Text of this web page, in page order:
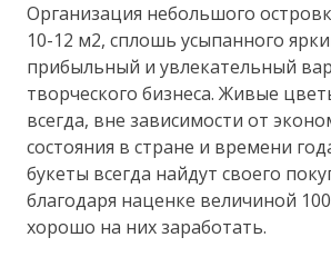
Организация небольшого
10-12 м2, сплошь усыпанного
прибыльный и увлекательный
творческого бизнеса. Живые
всегда, вне зависимости от
состояния в стране и времени
букеты всегда найдут своего
благодаря наценке величиной
хорошо на них заработать.